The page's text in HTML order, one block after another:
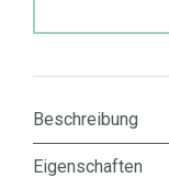
Beschreibung
Eigenschaften